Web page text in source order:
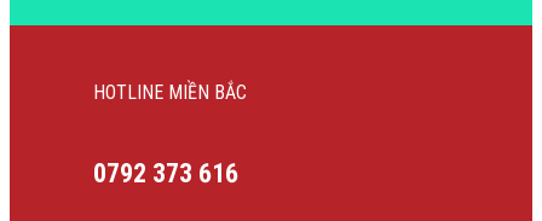
HOTLINE MIỀN BẮC
0792 373 616